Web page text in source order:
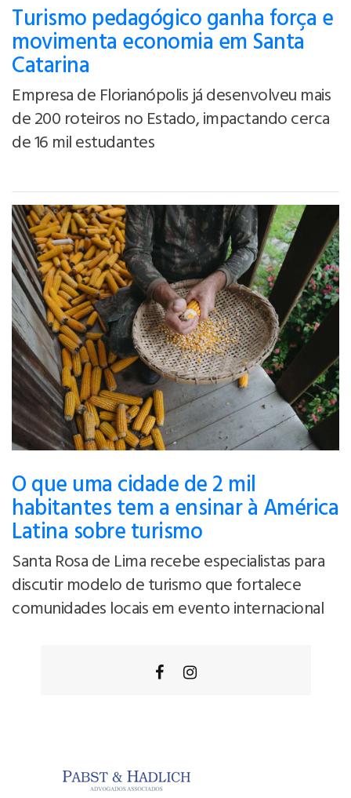
Turismo pedagógico ganha força e
movimenta economia em Santa
Catarina
Empresa de Florianópolis já desenvolveu mais
de 200 roteiros no Estado, impactando cerca
de 16 mil estudantes
O que uma cidade de 2 mil
habitantes tem a ensinar à América
Latina sobre turismo
Santa Rosa de Lima recebe especialistas para
discutir modelo de turismo que fortalece
comunidades locais em evento internacional